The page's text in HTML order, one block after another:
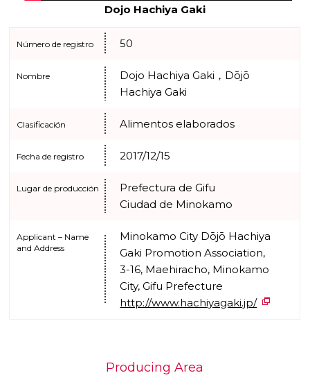
Dojo Hachiya Gaki
Número de registro 50
Nombre
Dojo Hachiya Gaki，Dōjō
Hachiya Gaki
Clasificación Alimentos elaborados
Fecha de registro 2017/12/15
Lugar de producción
Prefectura de Gifu
Ciudad de Minokamo
Applicant – Name
and Address
Minokamo City Dōjō Hachiya
Gaki Promotion Association,
3-16, Maehiracho, Minokamo
City, Gifu Prefecture
http://www.hachiyagaki.jp/
Producing Area